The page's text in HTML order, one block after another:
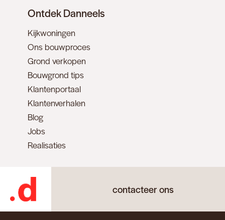
Ontdek Danneels
Kijkwoningen
Ons bouwproces
Grond verkopen
Bouwgrond tips
Klantenportaal
Klantenverhalen
Blog
Jobs
Realisaties
contacteer ons